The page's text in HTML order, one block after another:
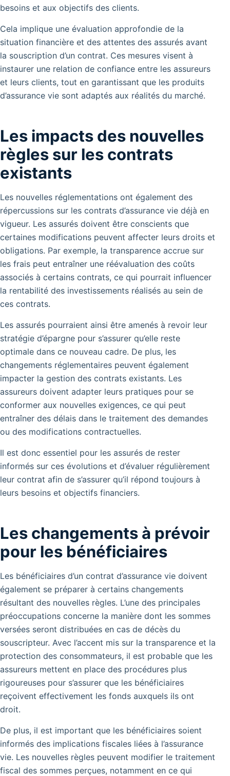
besoins et aux objectifs des clients.
Cela implique une évaluation approfondie de la
situation financière et des attentes des assurés avant
la souscription d’un contrat. Ces mesures visent à
instaurer une relation de confiance entre les assureurs
et leurs clients, tout en garantissant que les produits
d’assurance vie sont adaptés aux réalités du marché.
Les impacts des nouvelles
règles sur les contrats
existants
Les nouvelles réglementations ont également des
répercussions sur les contrats d’assurance vie déjà en
vigueur. Les assurés doivent être conscients que
certaines modifications peuvent affecter leurs droits et
obligations. Par exemple, la transparence accrue sur
les frais peut entraîner une réévaluation des coûts
associés à certains contrats, ce qui pourrait influencer
la rentabilité des investissements réalisés au sein de
ces contrats.
Les assurés pourraient ainsi être amenés à revoir leur
stratégie d’épargne pour s’assurer qu’elle reste
optimale dans ce nouveau cadre. De plus, les
changements réglementaires peuvent également
impacter la gestion des contrats existants. Les
assureurs doivent adapter leurs pratiques pour se
conformer aux nouvelles exigences, ce qui peut
entraîner des délais dans le traitement des demandes
ou des modifications contractuelles.
Il est donc essentiel pour les assurés de rester
informés sur ces évolutions et d’évaluer régulièrement
leur contrat afin de s’assurer qu’il répond toujours à
leurs besoins et objectifs financiers.
Les changements à prévoir
pour les bénéficiaires
Les bénéficiaires d’un contrat d’assurance vie doivent
également se préparer à certains changements
résultant des nouvelles règles. L’une des principales
préoccupations concerne la manière dont les sommes
versées seront distribuées en cas de décès du
souscripteur. Avec l’accent mis sur la transparence et la
protection des consommateurs, il est probable que les
assureurs mettent en place des procédures plus
rigoureuses pour s’assurer que les bénéficiaires
reçoivent effectivement les fonds auxquels ils ont
droit.
De plus, il est important que les bénéficiaires soient
informés des implications fiscales liées à l’assurance
vie. Les nouvelles règles peuvent modifier le traitement
fiscal des sommes perçues, notamment en ce qui